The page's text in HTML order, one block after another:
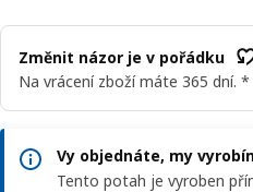
Změnit názor je v pořádku
Na vrácení zboží máte 365 dní. *
Vy objednáte, my
Tento potah je vyroben